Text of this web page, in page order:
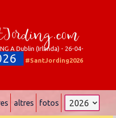
A Dublin (Irlanda) - 26-04-
#SantJording2026
altres fotos